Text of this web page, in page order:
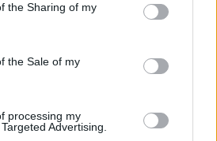
the Sharing of my
the Sale of my
processing my
Advertising.